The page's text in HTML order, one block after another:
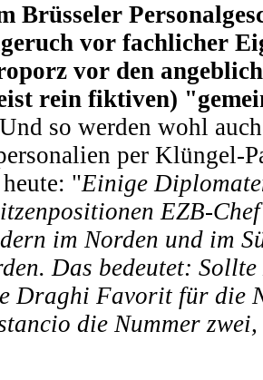
Brüsseler
vor fachlicher
vor den
rein fiktiven)
Und so werden wohl
per Klüngel-
"Einige
EZB-
im Norden und im
Das bedeutet: Sollte
Draghi Favorit für die
die Nummer